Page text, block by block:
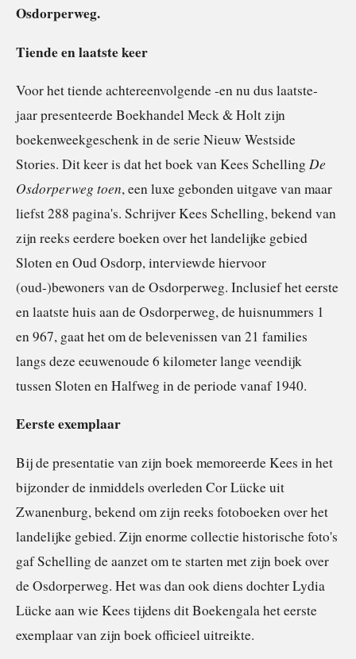
Osdorperweg.
Tiende en laatste keer
Voor het tiende achtereenvolgende -en nu dus laatste-
jaar presenteerde Boekhandel Meck & Holt zijn
boekenweekgeschenk in de serie Nieuw Westside
Stories. Dit keer is dat het boek van Kees Schelling De
Osdorperweg toen, een luxe gebonden uitgave van maar
liefst 288 pagina's. Schrijver Kees Schelling, bekend van
zijn reeks eerdere boeken over het landelijke gebied
Sloten en Oud Osdorp, interviewde hiervoor
(oud-)bewoners van de Osdorperweg. Inclusief het eerste
en laatste huis aan de Osdorperweg, de huisnummers 1
en 967, gaat het om de belevenissen van 21 families
langs deze eeuwenoude 6 kilometer lange veendijk
tussen Sloten en Halfweg in de periode vanaf 1940.
Eerste exemplaar
Bij de presentatie van zijn boek memoreerde Kees in het
bijzonder de inmiddels overleden Cor Lücke uit
Zwanenburg, bekend om zijn reeks fotoboeken over het
landelijke gebied. Zijn enorme collectie historische foto's
gaf Schelling de aanzet om te starten met zijn boek over
de Osdorperweg. Het was dan ook diens dochter Lydia
Lücke aan wie Kees tijdens dit Boekengala het eerste
exemplaar van zijn boek officieel uitreikte.